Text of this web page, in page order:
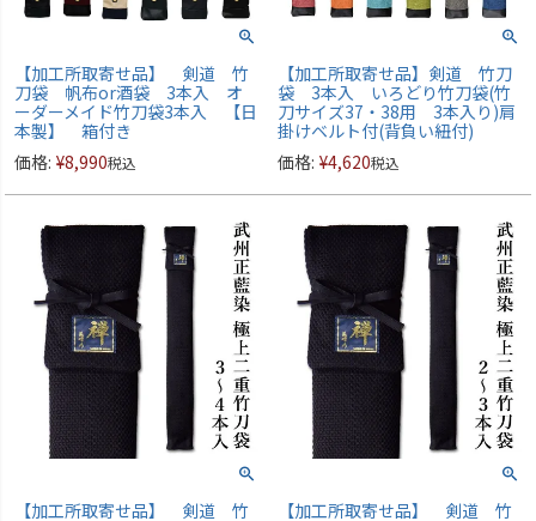
【加工所取寄せ品】 剣道 竹
刀袋 帆布or酒袋 3本入 オ
ーダーメイド竹刀袋3本入 【日
本製】 箱付き
価格: ¥8,990税込
【加工所取寄せ品】剣道 竹刀
袋 3本入 いろどり竹刀袋(竹
刀サイズ37・38用 3本入り)肩
掛けベルト付(背負い紐付)
価格: ¥4,620税込
【加工所取寄せ品】 剣道 竹
【加工所取寄せ品】 剣道 竹